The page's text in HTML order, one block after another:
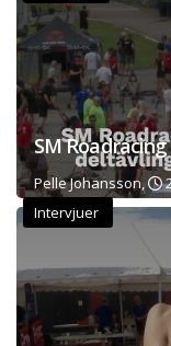
SM
Pelle Johansson,
Intervjuer